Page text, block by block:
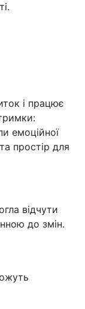
і працює
емоційної
простір для
відчути
до змін.